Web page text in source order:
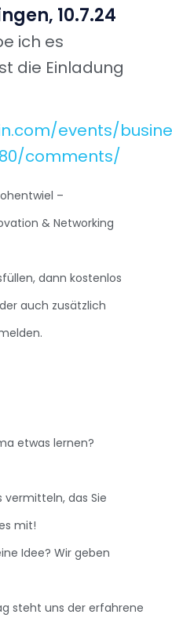
10.7.24
ich es
die Einladung
events/
comments/
–
& Networking
dann kostenlos
auch zusätzlich
etwas lernen?
das Sie
mit!
Idee? Wir geben
steht uns der erfahrene